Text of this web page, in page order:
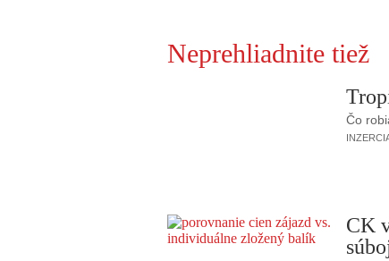
Neprehliadnite tiež
Čo
CK